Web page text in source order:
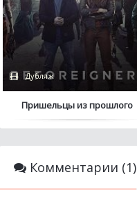
Дубляж
Пришельцы из прошлого
Комментарии (1)